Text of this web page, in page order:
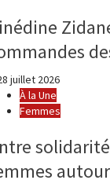
juillet 2026
À la Une
Femmes